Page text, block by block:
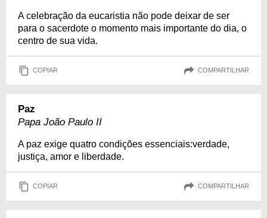
A celebração da eucaristia não pode deixar de ser
para o sacerdote o momento mais importante do dia, o
centro de sua vida.
COPIAR COMPARTILHAR
Paz
Papa João Paulo II
A paz exige quatro condições essenciais:verdade,
justiça, amor e liberdade.
COPIAR COMPARTILHAR